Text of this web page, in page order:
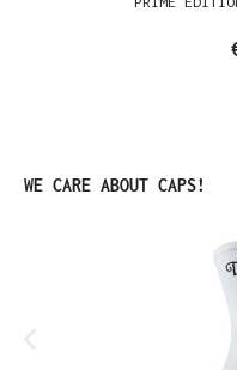
Produktgalerie
WE CARE ABOUT CAPS!